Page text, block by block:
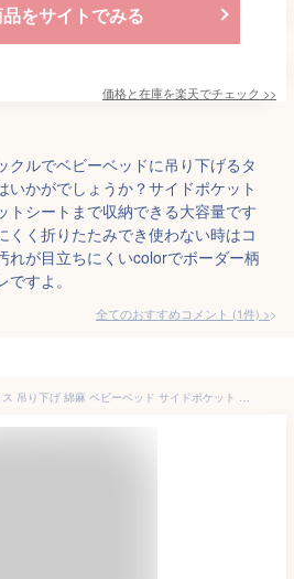
をサイトでみる
価格と在庫を楽天でチェック >>
クルでベビーベッドに吊り下げるタ
いかがでしょうか？サイドポケット
トシートまで収納できる大容量です
くく折りたたみでき使わない時はコ
れが目立ちにくいcolorでボーダー柄
すよ。
全てのおすすめコメント (1件) >
ベッドサイド 収納ボックス 吊り下げ 綿麻 ベビーベッド サイドポケット おむつ入れ オムツケース 哺乳類 おもちゃ 収納ケース 小物整理 仕切り 大容量 スマホ 書類 リモコン 小物入れ 雑貨収納 車座席 マジックテープ 【送料無料】